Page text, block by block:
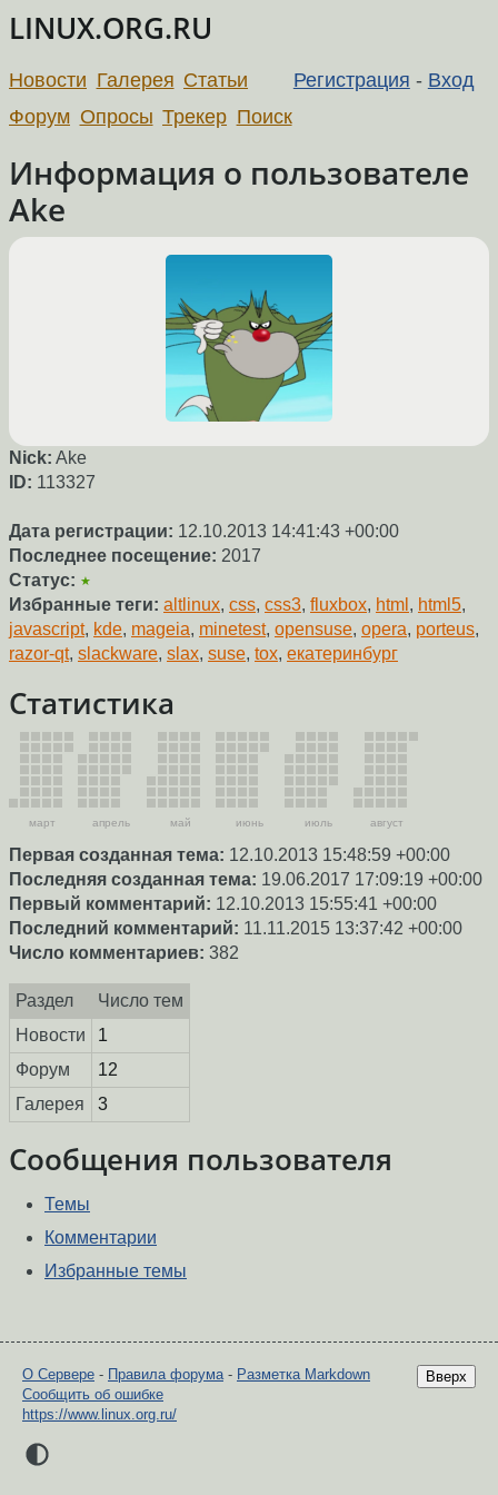
LINUX.ORG.RU
Регистрация - Вход
Новости Галерея Статьи
Форум Опросы Трекер Поиск
Информация о пользователе
Ake
Nick: Ake
ID: 113327
Дата регистрации: 12.10.2013 14:41:43 +00:00
Последнее посещение: 2017
Статус: ★
Избранные теги: altlinux, css, css3, fluxbox, html , html5,
javascript, kde, mageia, minetest, opensuse, opera, porteus,
razor-qt, slackware, slax, suse, tox, екатеринбург
Статистика
март апрель май июнь июль август
Первая созданная тема: 12.10.2013 15:48:59 +00:00
Последняя созданная тема: 19.06.2017 17:09:19 +00:00
Первый комментарий: 12.10.2013 15:55:41 +00:00
Последний комментарий: 11.11.2015 13:37:42 +00:00
Число комментариев: 382
Раздел
Число тем
Новости
1
Форум
12
Галерея
3
Сообщения пользователя
Темы
Комментарии
Избранные темы
Вверх
О Сервере - Правила форума - Разметка Markdown
Сообщить об ошибке
https://www.linux.org.ru/